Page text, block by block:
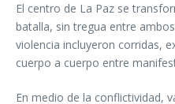
El centro de La Paz se
batalla, sin tregua entre
violencia incluyeron corridas,
cuerpo a cuerpo entre
En medio de la conflictividad,